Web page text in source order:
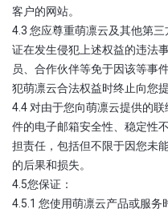
客户的网站。
4.3 您应尊重萌凛云及其他第
证在发生侵犯上述权益的违法
员、合作伙伴等免于因该等事
犯萌凛云合法权益时终止向您
4.4 对由于您向萌凛云提供的
件的电子邮箱安全性、稳定性
担责任，包括但不限于因您未
的后果和损失。
4.5您保证：
4.5.1 您使用萌凛云产品或服